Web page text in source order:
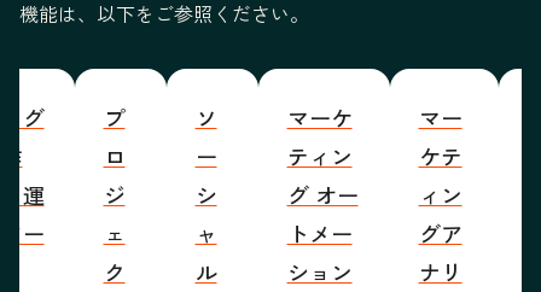
機能は、以下をご参照ください。
グ
運
ー
プ
ロ
ジ
ェ
ク
ソ
ー
シ
ャ
ル
マーケ
ティン
グ オー
トメー
ション
マー
ケテ
ィン
グア
ナリ